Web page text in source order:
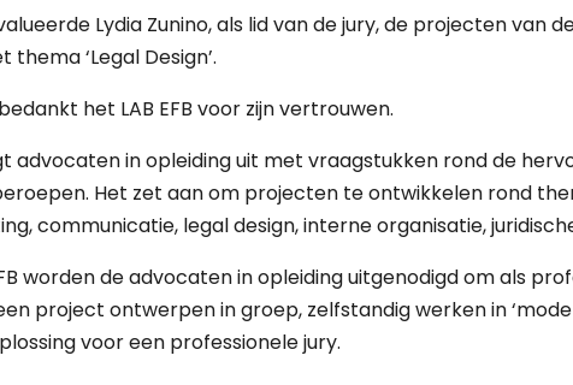
Lydia Zunino, als lid van de jury, de projecten van
‘Legal Design’.
het LAB EFB voor zijn vertrouwen.
advocaten in opleiding uit met vraagstukken rond de
Het zet aan om projecten te ontwikkelen rond
communicatie, legal design, interne organisatie,
worden de advocaten in opleiding uitgenodigd om als
project ontwerpen in groep, zelfstandig werken in
voor een professionele jury.